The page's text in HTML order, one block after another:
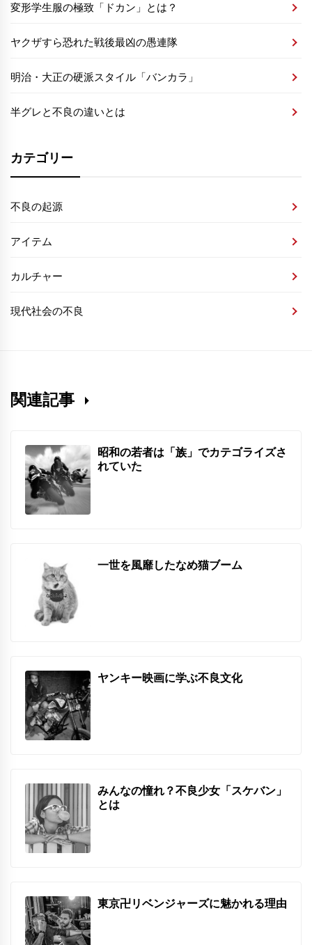
変形学生服の極致「ドカン」とは？
ヤクザすら恐れた戦後最凶の愚連隊
明治・大正の硬派スタイル「バンカラ」
半グレと不良の違いとは
カテゴリー
不良の起源
アイテム
カルチャー
現代社会の不良
関連記事
昭和の若者は「族」でカテゴライズさ
れていた
一世を風靡したなめ猫ブーム
ヤンキー映画に学ぶ不良文化
みんなの憧れ？不良少女「スケバン」
とは
東京卍リベンジャーズに魅かれる理由